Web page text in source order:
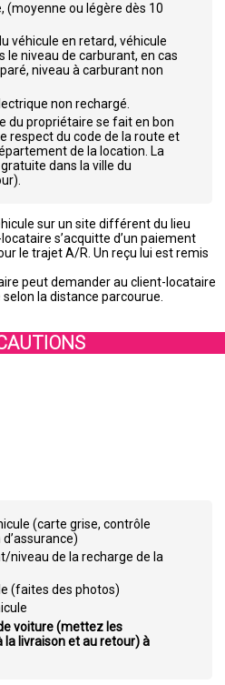
(moyenne ou légère dès 10
véhicule en retard, véhicule
le niveau de carburant, en cas
niveau à carburant non
non rechargé.
du propriétaire se fait en bon
respect du code de la route et
de la location. La
dans la ville du
sur un site différent du lieu
s’acquitte d’un paiement
le trajet A/R. Un reçu lui est remis
peut demander au client-locataire
la distance parcourue.
(carte grise, contrôle
niveau de la recharge de la
(faites des photos)
voiture (mettez les
la livraison et au retour) à